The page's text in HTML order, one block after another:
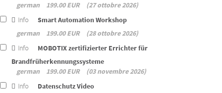
german
199.00 EUR
27 ottobre 2026
Info
Smart Automation Workshop
german
199.00 EUR
28 ottobre 2026
Info
MOBOTIX zertifizierter Errichter für
Brandfrüherkennungssysteme
german
199.00 EUR
03 novembre 2026
Info
Datenschutz Video